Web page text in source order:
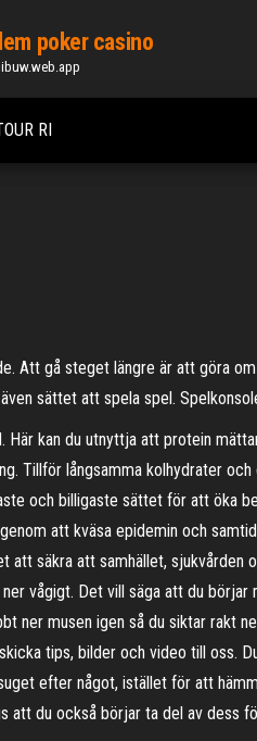
poker casino
RI
Att gå steget längre är att göra
sättet att spela spel.
kan du utnyttja att protein
Tillför långsamma kolhydrater
och billigaste sättet för att öka
att kväsa epidemin och
säkra att samhället, sjukvården
vågigt. Det vill säga att du
musen igen så du siktar rakt
tips, bilder och video till oss.
efter något, istället för att
du också börjar ta del av dess